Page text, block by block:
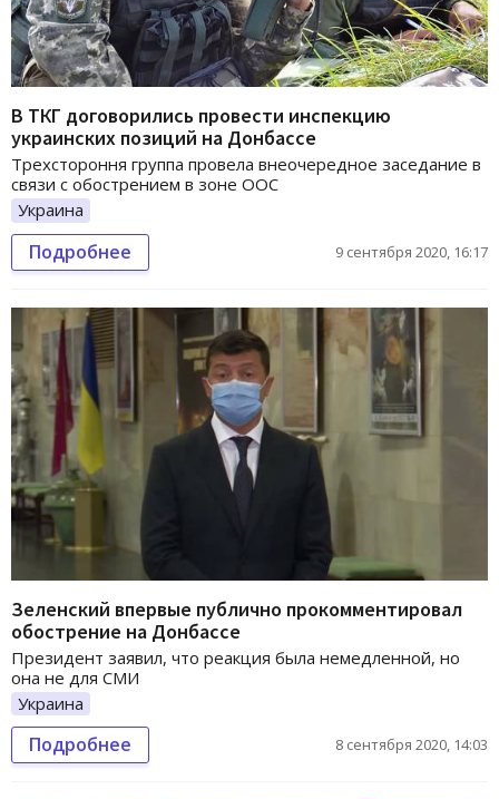
В ТКГ договорились провести инспекцию
украинских позиций на Донбассе
Трехстороння группа провела внеочередное заседание в
связи с обострением в зоне ООС
Украина
Подробнее 9 сентября 2020, 16:17
Зеленский впервые публично прокомментировал
обострение на Донбассе
Президент заявил, что реакция была немедленной, но
она не для СМИ
Украина
Подробнее 8 сентября 2020, 14:03